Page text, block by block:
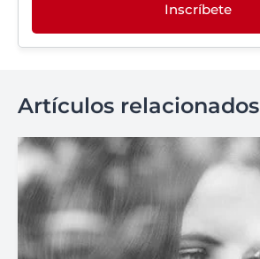
Inscríbete
Artículos relacionados